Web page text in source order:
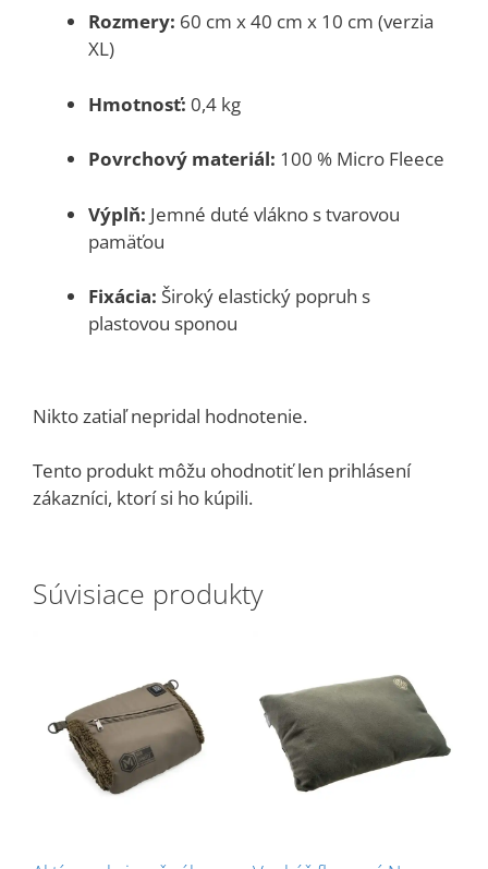
Rozmery: 60 cm x 40 cm x 10 cm (verzia
XL)
Hmotnosť: 0,4 kg
Povrchový materiál: 100 % Micro Fleece
Výplň: Jemné duté vlákno s tvarovou
pamäťou
Fixácia: Široký elastický popruh s
plastovou sponou
Nikto zatiaľ nepridal hodnotenie.
Tento produkt môžu ohodnotiť len prihlásení
zákazníci, ktorí si ho kúpili.
Súvisiace produkty